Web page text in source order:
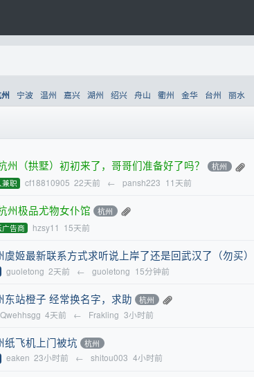
宁波 温州 嘉兴 湖州 绍兴 舟山 衢州 金华 台州 丽水
州（拱墅）初初来了，哥哥们准备好了吗？ 杭州
职 cf18810905 22天前 ← pansh223 11天前
州极品尤物女仆馆 杭州
广告商 hzsy11 15天前
虞姬最新联系方式求听说上岸了还是回武汉了（勿买）
guoletong 2天前 ← guoletong 15分钟前
东站橙子 经常换名字，求助 杭州
Qwehhsgg 4天前 ← Frakling 3小时前
纸飞机上门被坑 杭州
eaken 23小时前 ← shitou003 4小时前